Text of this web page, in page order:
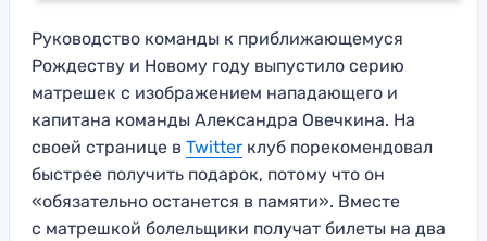
Руководство команды к приближающемуся
Рождеству и Новому году выпустило серию
матрешек с изображением нападающего и
капитана команды Александра Овечкина. На
своей странице в Twitter клуб порекомендовал
быстрее получить подарок, потому что он
«обязательно останется в памяти». Вместе
с матрешкой болельщики получат билеты на два